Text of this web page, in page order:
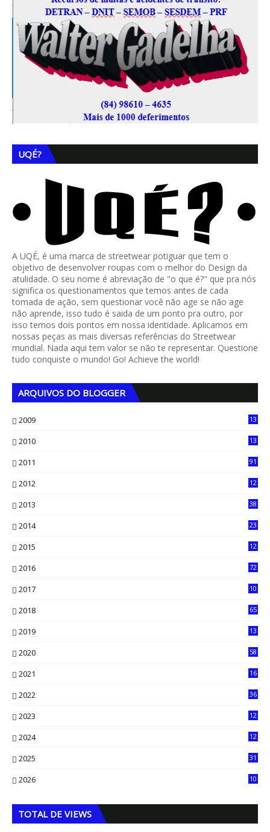
UQÉ?
A UQÉ, é uma marca de streetwear potiguar que tem o
objetivo de desenvolver roupas com o melhor do Design da
atulidade. O seu nome é abreviação de "o que é?" que pra nós
significa os questionamentos que temos antes de cada
tomada de ação, sem questionar você não age se não age
não aprende, isso tudo é saida de um ponto pra outro, por
isso temos dois pontos em nossa identidade. Aplicamos em
nossas peças as mais diversas referências do Streetwear
mundial. Nada aqui tem valor se não te representar. Questione
tudo conquiste o mundo! Go! Achieve the world!
ARQUIVOS DO BLOGGER
2009
13
2010
13
2011 91
2012
12
2013
38
2014
23
2015
12
2016
72
2017 10
2018 65
2019
13
2020
58
2021
16
2022
36
2023
12
2024
12
2025
31
2026
10
TOTAL DE VIEWS